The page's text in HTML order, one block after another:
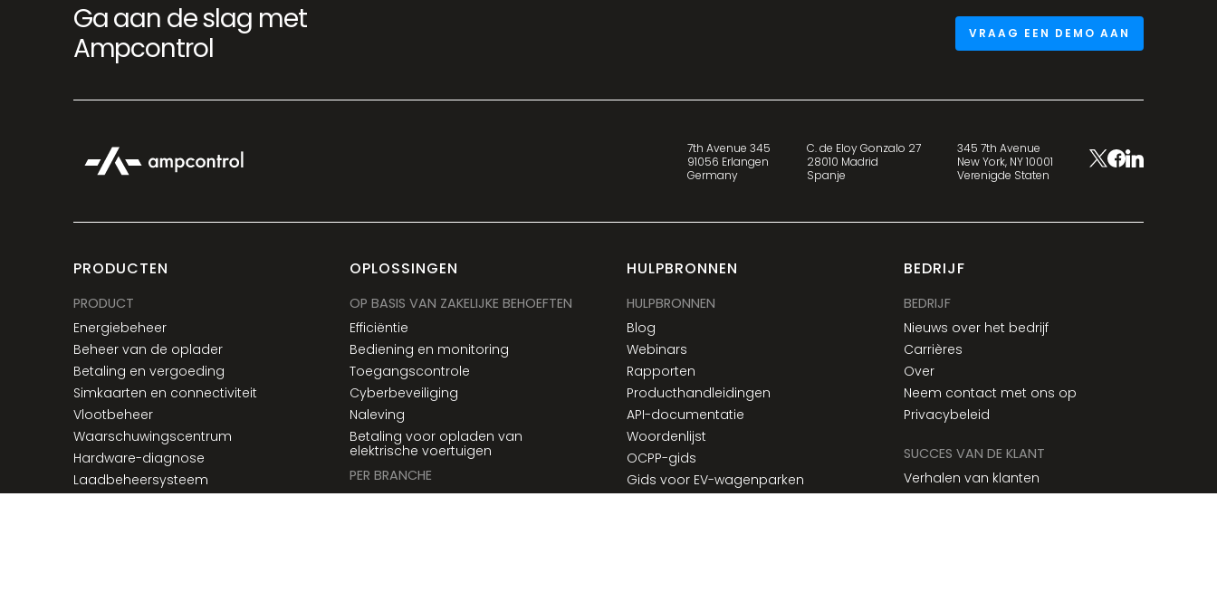
Ga aan de slag met
Ampcontrol
VRAAG EEN DEMO AAN
7th Avenue 345
91056 Erlangen
Germany
C. de Eloy Gonzalo 27
28010 Madrid
Spanje
345 7th Avenue
New York, NY 10001
Verenigde Staten
PRODUCTEN
PRODUCT
Energiebeheer
Beheer van de oplader
Betaling en vergoeding
Simkaarten en connectiviteit
Vlootbeheer
Waarschuwingscentrum
Hardware-diagnose
Laadbeheersysteem
OPLOSSINGEN
OP BASIS VAN ZAKELIJKE BEHOEFTEN
Efficiëntie
Bediening en monitoring
Toegangscontrole
Cyberbeveiliging
Naleving
Betaling voor opladen van
elektrische voertuigen
PER BRANCHE
HULPBRONNEN
HULPBRONNEN
Blog
Webinars
Rapporten
Producthandleidingen
API-documentatie
Woordenlijst
OCPP-gids
Gids voor EV-wagenparken
BEDRIJF
BEDRIJF
Nieuws over het bedrijf
Carrières
Over
Neem contact met ons op
Privacybeleid
SUCCES VAN DE KLANT
Verhalen van klanten